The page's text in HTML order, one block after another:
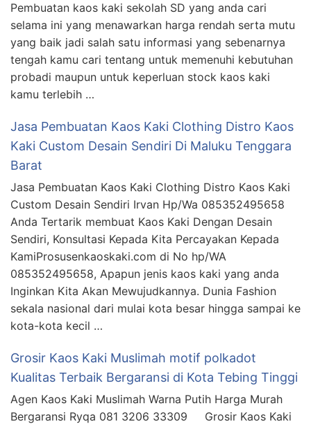
Pembuatan kaos kaki sekolah SD yang anda cari
selama ini yang menawarkan harga rendah serta mutu
yang baik jadi salah satu informasi yang sebenarnya
tengah kamu cari tentang untuk memenuhi kebutuhan
probadi maupun untuk keperluan stock kaos kaki
kamu terlebih …
Jasa Pembuatan Kaos Kaki Clothing Distro Kaos
Kaki Custom Desain Sendiri Di Maluku Tenggara
Barat
Jasa Pembuatan Kaos Kaki Clothing Distro Kaos Kaki
Custom Desain Sendiri Irvan Hp/Wa 085352495658
Anda Tertarik membuat Kaos Kaki Dengan Desain
Sendiri, Konsultasi Kepada Kita Percayakan Kepada
KamiProsusenkaoskaki.com di No hp/WA
085352495658, Apapun jenis kaos kaki yang anda
Inginkan Kita Akan Mewujudkannya. Dunia Fashion
sekala nasional dari mulai kota besar hingga sampai ke
kota-kota kecil …
Grosir Kaos Kaki Muslimah motif polkadot
Kualitas Terbaik Bergaransi di Kota Tebing Tinggi
Agen Kaos Kaki Muslimah Warna Putih Harga Murah
Bergaransi Ryqa 081 3206 33309 Grosir Kaos Kaki